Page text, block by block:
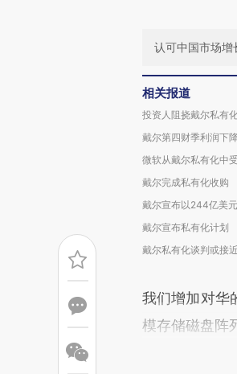
认可中国市场增
相关报道
投资人阻挠戴尔私有
戴尔第四财季利润下
微软从戴尔私有化中
戴尔完成私有化收购
戴尔宣布以244亿美
戴尔宣布私有化计划
戴尔私有化谈判或接
我们增加对华
模存储磁盘阵